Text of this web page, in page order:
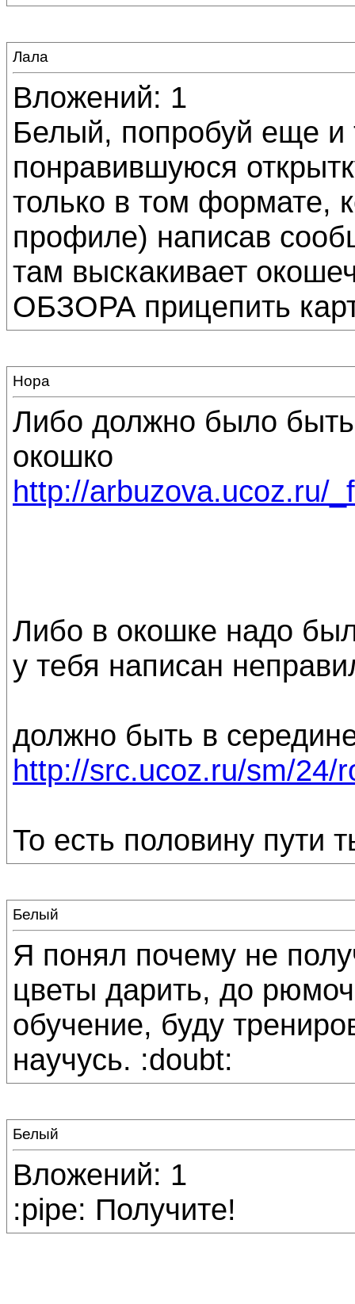
Лала
Вложений: 1
Белый, попробуй еще и
понравившуюся
только в том формате,
профиле) написав
там выскакивает
ОБЗОРА прицепить
Нора
Либо должно было быть
окошко
http://arbuzova.ucoz.ru/
Либо в окошке надо
у тебя написан
должно быть в
http://src.ucoz.ru/sm/24/
То есть половину пути
Белый
Я понял почему не
цветы дарить, до
обучение, буду
научусь. :doubt:
Белый
Вложений: 1
:pipe: Получите!